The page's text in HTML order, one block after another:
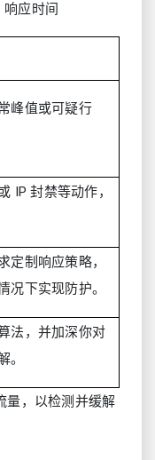
响应时间
峰值或可疑行
IP 封禁等动作，
定制响应策略，
况下实现防护。
法，并加深你对
。
量，以检测并缓解